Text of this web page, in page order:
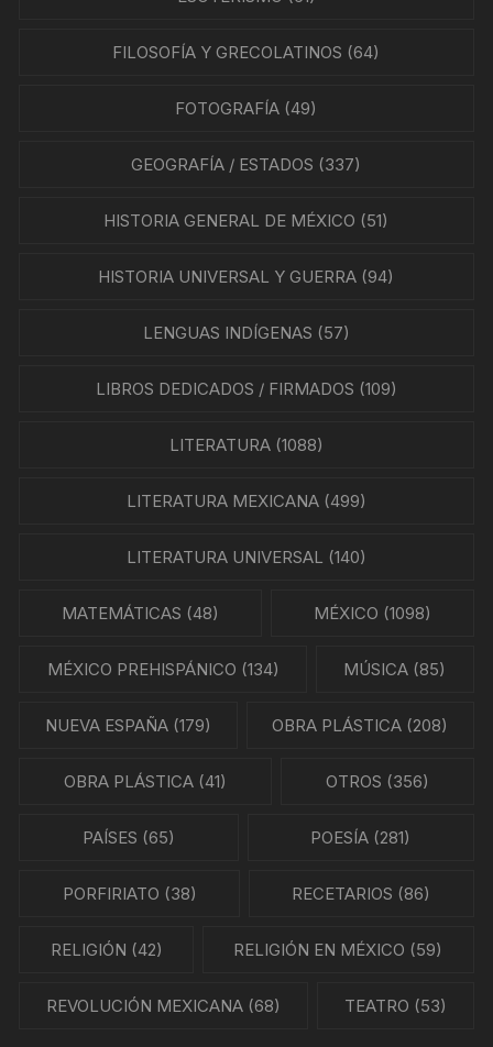
FILOSOFÍA Y GRECOLATINOS (64)
FOTOGRAFÍA (49)
GEOGRAFÍA / ESTADOS (337)
HISTORIA GENERAL DE MÉXICO (51)
HISTORIA UNIVERSAL Y GUERRA (94)
LENGUAS INDÍGENAS (57)
LIBROS DEDICADOS / FIRMADOS (109)
LITERATURA(1088)
LITERATURA MEXICANA(499)
LITERATURA UNIVERSAL (140)
MATEMÁTICAS (48) MÉXICO (1098)
MÉXICO PREHISPÁNICO (134) MÚSICA (85)
NUEVA ESPAÑA(179) OBRA PLÁSTICA (208)
OBRA PLÁSTICA (41) OTROS (356)
PAÍSES (65) POESÍA (281)
PORFIRIATO (38) RECETARIOS (86)
RELIGIÓN (42) RELIGIÓN EN MÉXICO (59)
REVOLUCIÓN MEXICANA (68) TEATRO (53)